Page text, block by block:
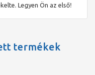
Legyen Ön az első!
termékek